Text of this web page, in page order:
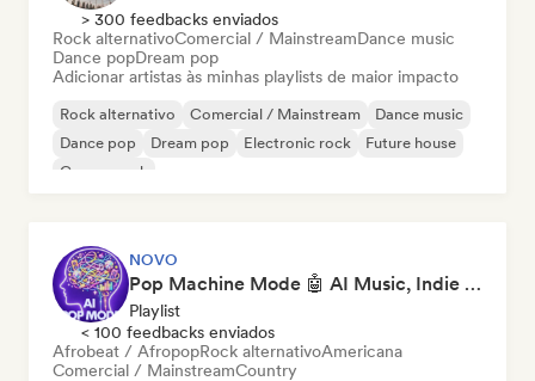
> 300 feedbacks enviados
Rock alternativoComercial / MainstreamDance music
Dance popDream pop
Adicionar artistas às minhas playlists de maior impacto
Rock alternativo Comercial / Mainstream
Dance music
Dance pop
Dream pop Electronic rock
Future house
Garage rock
NOVO
Pop Machine Mode 🤖 AI Music, Indie Pop & Dream Pop
Playlist
< 100 feedbacks enviados
Afrobeat / AfropopRock alternativoAmericana
Comercial / MainstreamCountry